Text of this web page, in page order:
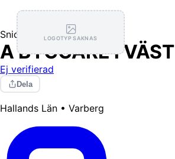
LOGOTYP SAKNAS
Snickare
A BYGGARE i VÄST
Ej verifierad
Dela
Hallands Län • Varberg